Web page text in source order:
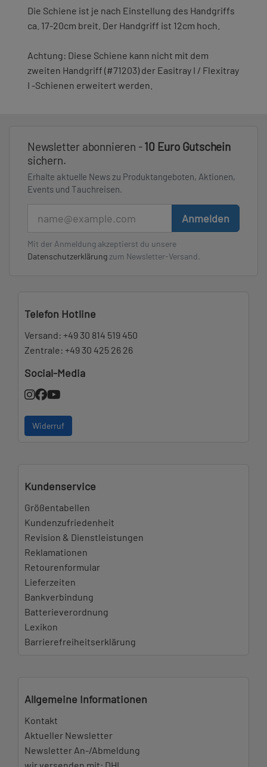
Die Schiene ist je nach Einstellung des Handgriffs
ca. 17-20cm breit. Der Handgriff ist 12cm hoch.
Achtung: Diese Schiene kann nicht mit dem
zweiten Handgriff (#71203) der Easitray I / Flexitray
I -Schienen erweitert werden.
Newsletter abonnieren -10 Euro Gutschein
sichern.
Erhalte aktuelle News zu Produktangeboten, Aktionen,
Events und Tauchreisen.
Anmelden
Mit der Anmeldung akzeptierst du unsere
Datenschutzerklärung zum Newsletter-Versand.
Telefon Hotline
Versand: +49 30 814 519 450
Zentrale: +49 30 425 26 26
Social-Media
Widerruf
Kundenservice
Größentabellen
Kundenzufriedenheit
Revision & Dienstleistungen
Reklamationen
Retourenformular
Lieferzeiten
Bankverbindung
Batterieverordnung
Lexikon
Barrierefreiheitserklärung
Allgemeine Informationen
Kontakt
Aktueller Newsletter
Newsletter An-/Abmeldung